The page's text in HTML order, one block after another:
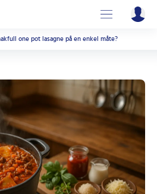
one pot lasagne på en enkel måte?